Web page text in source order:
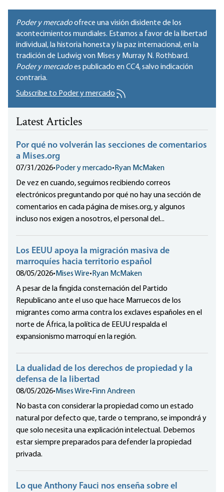
Poder y mercadoofrece una visión disidente de los
acontecimientos mundiales. Estamos a favor de la libertad
individual, la historia honesta y la paz internacional, en la
tradición de Ludwig von Mises y Murray N. Rothbard.
Poder y mercadoes publicado enCC4, salvo indicación
contraria.
Subscribe to Poder y mercado
Latest Articles
Por qué no volverán las secciones de comentarios
a Mises.org
07/31/2026• Poder y mercado• Ryan McMaken
De vez en cuando, seguimos recibiendo correos
electrónicos preguntando por qué no hay una sección de
comentarios en cada página de mises.org, y algunos
incluso nos exigen a nosotros, el personal del...
Los EEUU apoya la migración masiva de
marroquíes hacia territorio español
08/05/2026• Mises Wire• Ryan McMaken
A pesar de la fingida consternación del Partido
Republicano ante el uso que hace Marruecos de los
migrantes como arma contra los exclaves españoles en el
norte de África, la política de EEUU respalda el
expansionismo marroquí en la región.
La dualidad de los derechos de propiedad y la
defensa de la libertad
08/05/2026• Mises Wire• Finn Andreen
No basta con considerar la propiedad como un estado
natural por defecto que, tarde o temprano, se impondrá y
que solo necesita una explicación intelectual. Debemos
estar siempre preparados para defender la propiedad
privada.
Lo que Anthony Fauci nos enseña sobre el